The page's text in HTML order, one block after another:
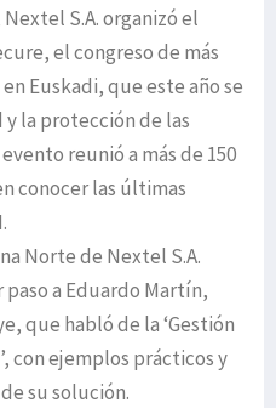
S.A. organizó el
el congreso de más
Euskadi, que este año se
la protección de las
reunió a más de 150
conocer las últimas
Norte de Nextel S.A.
a Eduardo Martín,
que habló de la ‘Gestión
con ejemplos prácticos y
su solución.